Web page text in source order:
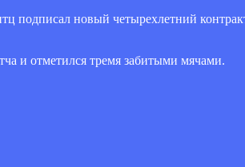
подписал новый четырехлетний
и отметился тремя забитыми мячами.